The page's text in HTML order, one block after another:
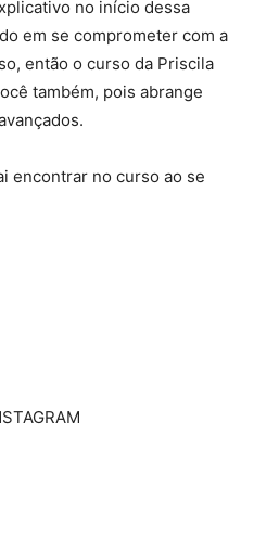
no início dessa
em se comprometer com a
então o curso da Priscila
também, pois abrange
encontrar no curso ao se